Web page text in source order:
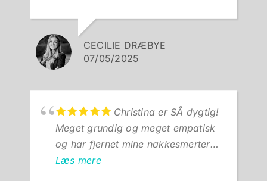
altid behagelig at være til
behandling ved.
CECILIE DRÆBYE
07/05/2025
Christina er SÅ dygtig!
Meget grundig og meget empatisk
og har fjernet mine nakkesmerter
og hovedpine fuldstændig. Kan
Læs mere